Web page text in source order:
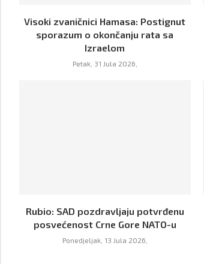
Visoki zvaničnici Hamasa: Postignut
sporazum o okončanju rata sa
Izraelom
Petak, 31 Jula 2026,
Rubio: SAD pozdravljaju potvrđenu
posvećenost Crne Gore NATO-u
Ponedjeljak, 13 Jula 2026,